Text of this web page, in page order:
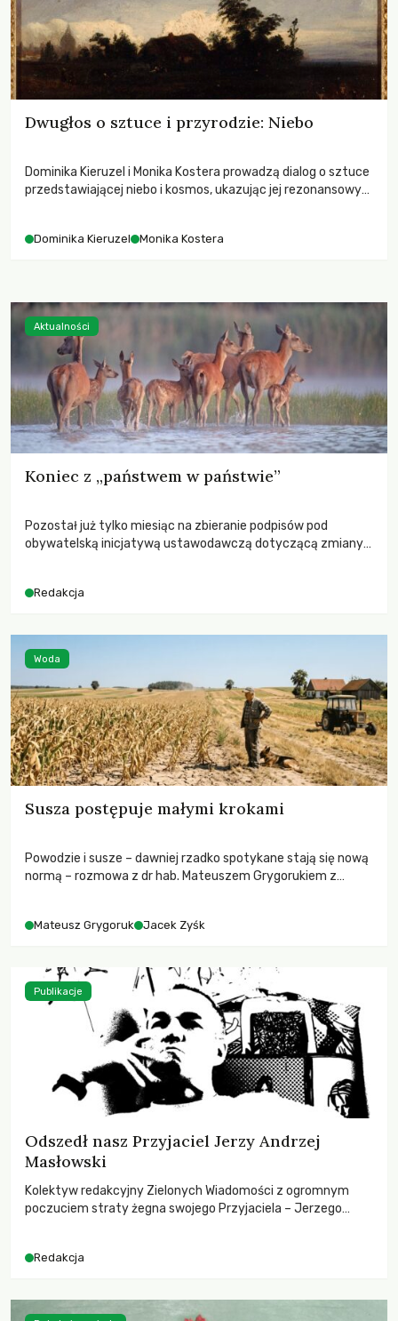
Dwugłos o sztuce i przyrodzie: Niebo
Dominika Kieruzel i Monika Kostera prowadzą dialog o sztuce
przedstawiającej niebo i kosmos, ukazując jej rezonansowy
Dominika Kieruzel Monika Kostera
Koniec z „państwem w państwie”
Pozostał już tylko miesiąc na zbieranie podpisów pod
obywatelską inicjatywą ustawodawczą dotyczącą zmiany
niezwykle korzystne rozwiązania dla przyrody i zwierząt,
funkcjonowania łowiectwa w Polsce.
Redakcja
Aktualności
Susza postępuje małymi krokami
Powodzie i susze – dawniej rzadko spotykane stają się nową
normą – rozmowa z dr hab. Mateuszem Grygorukiem z
Mateusz Grygoruk Jacek Zyśk
Woda
Odszedł nasz Przyjaciel Jerzy Andrzej
Masłowski
Kolektyw redakcyjny Zielonych Wiadomości z ogromnym
poczuciem straty żegna swojego Przyjaciela – Jerzego
Redakcja
Publikacje